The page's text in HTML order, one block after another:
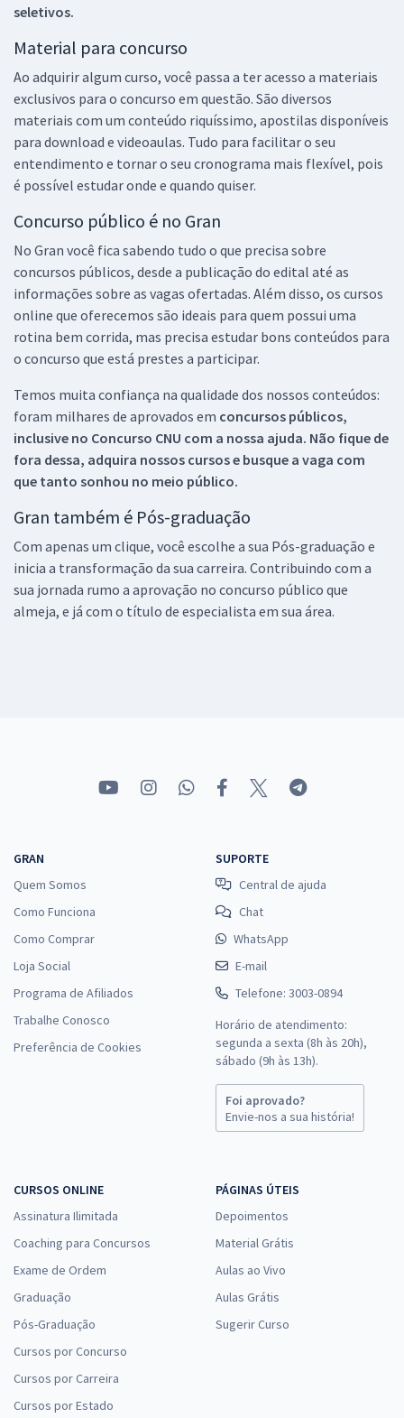
seletivos.
Material para concurso
Ao adquirir algum curso, você passa a ter acesso a materiais
exclusivos para o concurso em questão. São diversos
materiais com um conteúdo riquíssimo, apostilas disponíveis
para download e videoaulas. Tudo para facilitar o seu
entendimento e tornar o seu cronograma mais flexível, pois
é possível estudar onde e quando quiser.
Concurso público é no Gran
No Gran você fica sabendo tudo o que precisa sobre
concursos públicos, desde a publicação do edital até as
informações sobre as vagas ofertadas. Além disso, os cursos
online que oferecemos são ideais para quem possui uma
rotina bem corrida, mas precisa estudar bons conteúdos para
o concurso que está prestes a participar.
Temos muita confiança na qualidade dos nossos conteúdos:
foram milhares de aprovados em concursos públicos,
inclusive no Concurso CNU com a nossa ajuda. Não fique de
fora dessa, adquira nossos cursos e busque a vaga com
que tanto sonhou no meio público.
Gran também é Pós-graduação
Com apenas um clique, você escolhe a sua Pós-graduação e
inicia a transformação da sua carreira. Contribuindo com a
sua jornada rumo a aprovação no concurso público que
almeja, e já com o título de especialista em sua área.
GRAN
Quem Somos
Como Funciona
Como Comprar
Loja Social
Programa de Afiliados
Trabalhe Conosco
Preferência de Cookies
SUPORTE
Central de ajuda
Chat
WhatsApp
E-mail
Telefone: 3003-0894
Horário de atendimento:
segunda a sexta (8h às 20h),
sábado (9h às 13h).
Foi aprovado?
Envie-nos a sua história!
CURSOS ONLINE
Assinatura Ilimitada
Coaching para Concursos
Exame de Ordem
Graduação
Pós-Graduação
Cursos por Concurso
Cursos por Carreira
Cursos por Estado
PÁGINAS ÚTEIS
Depoimentos
Material Grátis
Aulas ao Vivo
Aulas Grátis
Sugerir Curso